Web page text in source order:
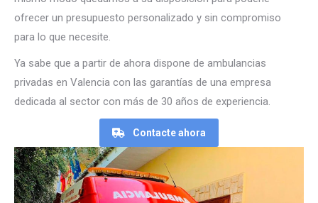
ofrecer un presupuesto personalizado y sin compromiso
para lo que necesite.
Ya sabe que a partir de ahora dispone de ambulancias
privadas en Valencia con las garantías de una empresa
dedicada al sector con más de 30 años de experiencia.
Contacte ahora